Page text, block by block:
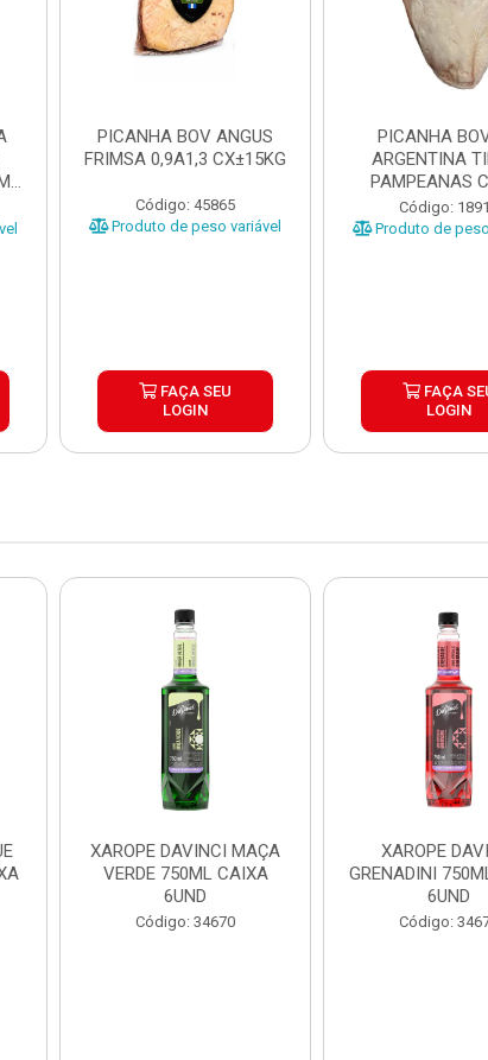
PICANHA BOV ANGUS
FRIMSA 0,9A1,3 CX±15KG
Código: 45865
Produto de peso variável
FAÇA SEU
LOGIN
PICANHA
ARGENTINA
PAMPEANAS
±20KG
Código:
Produto de
FAÇA
LOGIN
XAROPE DAVINCI MAÇA
VERDE 750ML CAIXA
6UND
Código: 34670
XAROPE
GRENADINI
6UND
Código: